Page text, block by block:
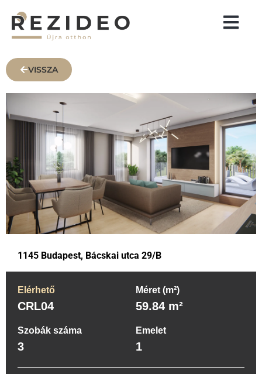
VISSZA
1145 Budapest, Bácskai utca 29/B
Elérhető
CRL04
Méret (m²)
59.84 m²
Szobák száma
3
Emelet
1